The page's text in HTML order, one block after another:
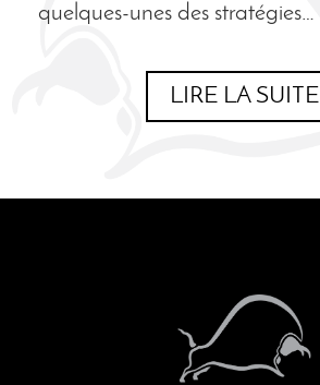
quelques-unes des stratégies…
LIRE LA SUITE